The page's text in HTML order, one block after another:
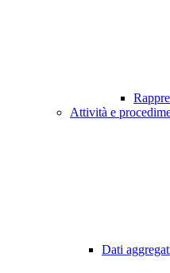
Attività e
Dati